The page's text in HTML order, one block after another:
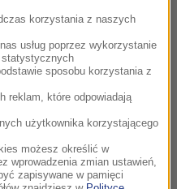
od RMF24?dodaj w
korzystania z naszych
usług poprzez wykorzystanie
sposobu korzystania z
reklam, które odpowiadają
użytkownika korzystającego
możesz określić w
wprowadzenia zmian ustawień,
zapisywane w pamięci